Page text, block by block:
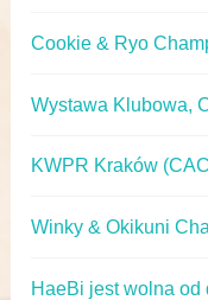
Cookie & Ryo
Wystawa Klubowa,
KWPR Kraków
Winky & Okikuni
HaeBi jest wolna od